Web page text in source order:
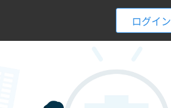
ログイン